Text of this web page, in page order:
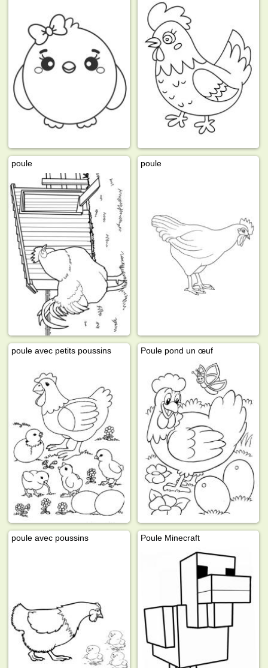
poule poule
poule avec petits poussins Poule pond un œuf
poule avec poussins Poule Minecraft